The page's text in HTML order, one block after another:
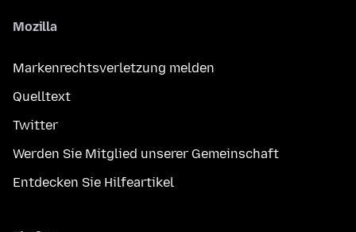
Mozilla
Markenrechtsverletzung melden
Quelltext
Twitter
Werden Sie Mitglied unserer Gemeinschaft
Entdecken Sie Hilfeartikel